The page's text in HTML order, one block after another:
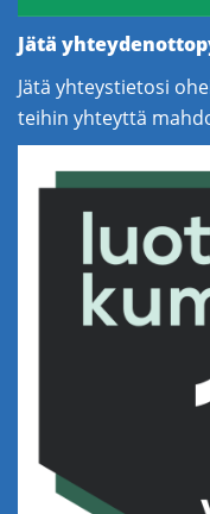
Jätä
Jätä yhteystietosi
teihin yhteyttä